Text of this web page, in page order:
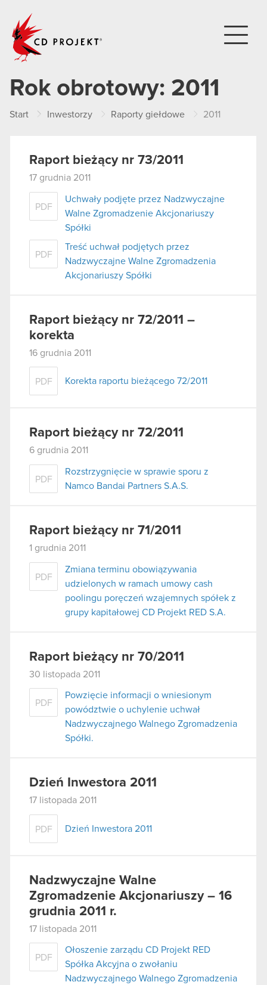
Rok obrotowy: 2011
Start Inwestorzy Raporty giełdowe 2011
Raport bieżący nr 73/2011
17 grudnia 2011
PDF
Uchwały podjęte przez Nadzwyczajne
Walne Zgromadzenie Akcjonariuszy
Spółki
PDF
Treść uchwał podjętych przez
Nadzwyczajne Walne Zgromadzenia
Akcjonariuszy Spółki
Raport bieżący nr 72/2011 –
korekta
16 grudnia 2011
PDF Korekta raportu bieżącego 72/2011
Raport bieżący nr 72/2011
6 grudnia 2011
PDF
Rozstrzygnięcie w sprawie sporu z
Namco Bandai Partners S.A.S.
Raport bieżący nr 71/2011
1 grudnia 2011
PDF
Zmiana terminu obowiązywania
udzielonych w ramach umowy cash
poolingu poręczeń wzajemnych spółek z
grupy kapitałowej CD Projekt RED S.A.
Raport bieżący nr 70/2011
30 listopada 2011
PDF
Powzięcie informacji o wniesionym
powództwie o uchylenie uchwał
Nadzwyczajnego Walnego Zgromadzenia
Spółki.
Dzień Inwestora 2011
17 listopada 2011
PDF Dzień Inwestora 2011
Nadzwyczajne Walne
Zgromadzenie Akcjonariuszy – 16
grudnia 2011 r.
17 listopada 2011
PDF
Ołoszenie zarządu CD Projekt RED
Spółka Akcyjna o zwołaniu
Nadzwyczajnego Walnego Zgromadzenia